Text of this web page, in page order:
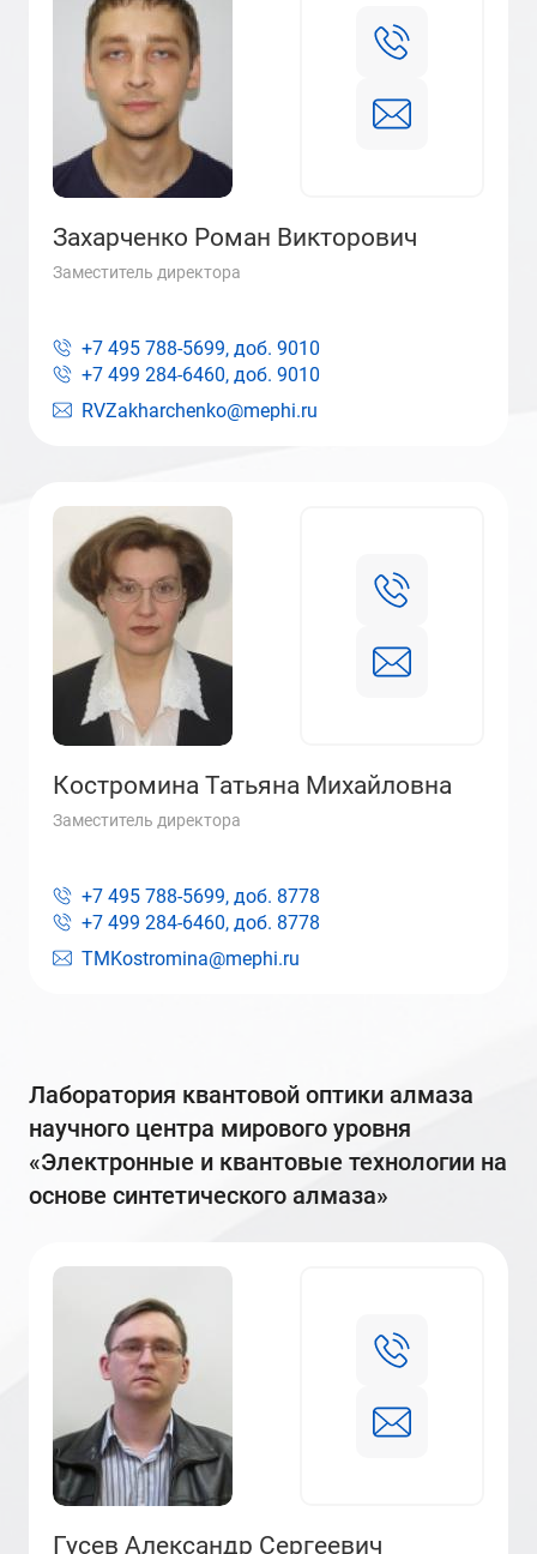
Захарченко Роман Викторович
Заместитель директора
RVZakharchenko@mephi.ru
+7 495 788-5699, доб. 9010
+7 499 284-6460, доб. 9010
Костромина Татьяна Михайловна
Заместитель директора
TMKostromina@mephi.ru
+7 495 788-5699, доб. 8778
+7 499 284-6460, доб. 8778
Лаборатория квантовой оптики алмаза
научного центра мирового уровня
«Электронные и квантовые технологии на
основе синтетического алмаза»
Гусев Александр Сергеевич